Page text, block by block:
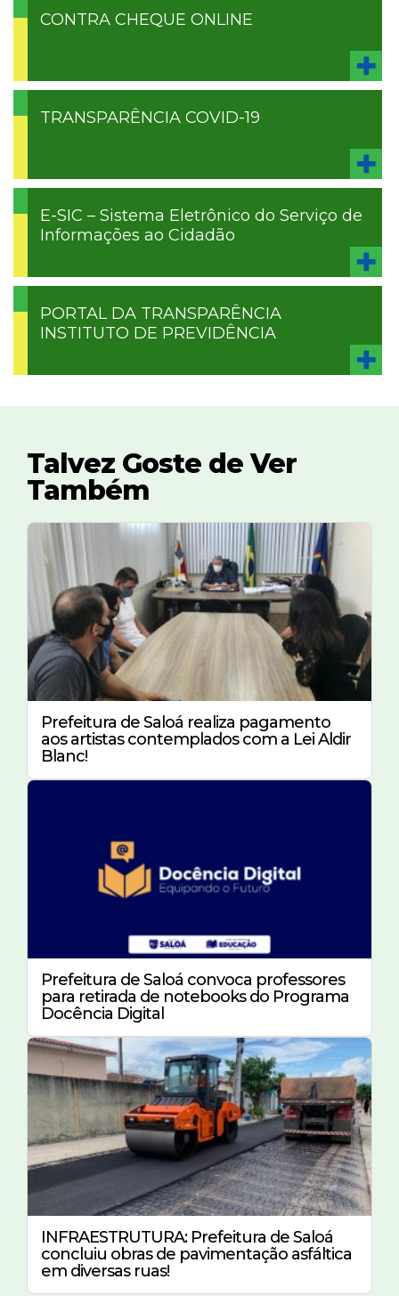
CONTRA CHEQUE ONLINE
TRANSPARÊNCIA COVID-19
E-SIC – Sistema Eletrônico do Serviço de
Informações ao Cidadão
PORTAL DA TRANSPARÊNCIA
INSTITUTO DE PREVIDÊNCIA
Talvez Goste de Ver
Também
Prefeitura de Saloá realiza pagamento
aos artistas contemplados com a Lei Aldir
Blanc!
Prefeitura de Saloá convoca professores
para retirada de notebooks do Programa
Docência Digital
INFRAESTRUTURA: Prefeitura de Saloá
concluiu obras de pavimentação asfáltica
em diversas ruas!